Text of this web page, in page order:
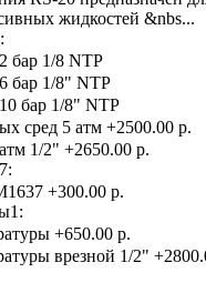
жидкостей &nbs...
бар 1/8 NTP
бар 1/8" NTP
бар 1/8" NTP
сред 5 атм +2500.00 р.
1/2" +2650.00 р.
+300.00 р.
+650.00 р.
врезной 1/2"